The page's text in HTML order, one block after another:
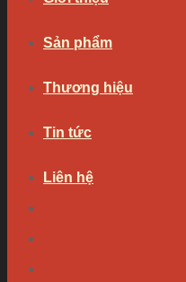
Sản phẩm
Thương hiệu
Tin tức
Liên hệ